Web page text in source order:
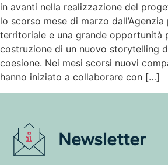
in avanti nella realizzazione del
lo scorso mese di marzo
territoriale e una grande opportunità
costruzione di un nuovo storytelling
coesione. Nei mesi scorsi nuovi
hanno iniziato a collaborare con […]
Newsletter